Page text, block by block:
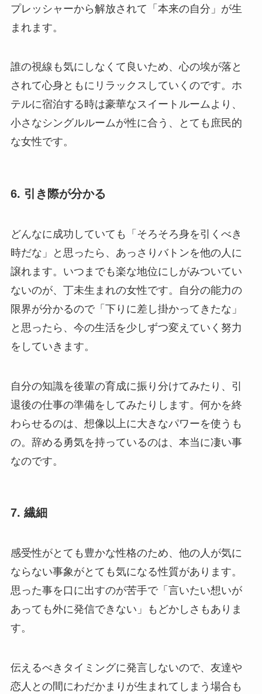
プレッシャーから解放されて「本来の自分」が生
まれます。
誰の視線も気にしなくて良いため、心の埃が落と
されて心身ともにリラックスしていくのです。ホ
テルに宿泊する時は豪華なスイートルームより、
小さなシングルルームが性に合う、とても庶民的
な女性です。
6. 引き際が分かる
どんなに成功していても「そろそろ身を引くべき
時だな」と思ったら、あっさりバトンを他の人に
譲れます。いつまでも楽な地位にしがみついてい
ないのが、丁未生まれの女性です。自分の能力の
限界が分かるので「下りに差し掛かってきたな」
と思ったら、今の生活を少しずつ変えていく努力
をしていきます。
自分の知識を後輩の育成に振り分けてみたり、引
退後の仕事の準備をしてみたりします。何かを終
わらせるのは、想像以上に大きなパワーを使うも
の。辞める勇気を持っているのは、本当に凄い事
なのです。
7. 繊細
感受性がとても豊かな性格のため、他の人が気に
ならない事象がとても気になる性質があります。
思った事を口に出すのが苦手で「言いたい想いが
あっても外に発信できない」もどかしさもありま
す。
伝えるべきタイミングに発言しないので、友達や
恋人との間にわだかまりが生まれてしまう場合も